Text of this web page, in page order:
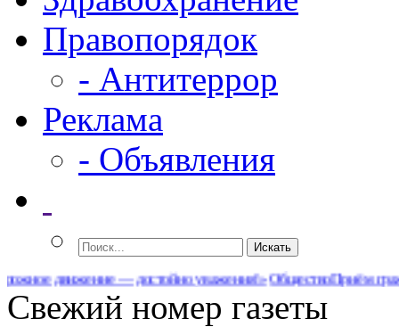
Правопорядок
- Антитеррор
Реклама
- Объявления
движение — достойно уважения!» ОбществоПриём граждан у
Свежий номер газеты